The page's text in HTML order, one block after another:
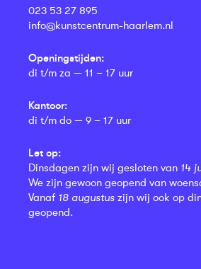
023 53 27 895
info@kunstcentrum-haarlem.nl
Openingstijden:
di t/m za — 11 – 17 uur
Kantoor:
di t/m do — 9 – 17 uur
Let op:
Dinsdagen zijn wij gesloten van 14
We zijn gewoon geopend van
Vanaf 18 augustus zijn wij ook op
geopend.